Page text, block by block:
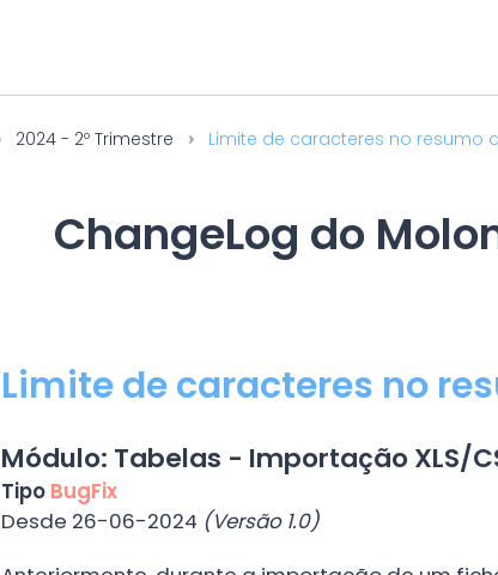
2024 - 2º Trimestre Limite de caracteres no resumo
ChangeLog do
Limite de caracteres no
Módulo: Tabelas - Importação XLS/
Tipo BugFix
Desde 26-06-2024 (Versão 1.0)